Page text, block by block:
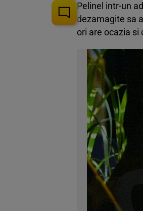
Pelinel intr-un
dezamagite sa
ori are ocazia